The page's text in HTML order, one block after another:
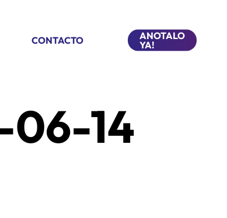
CONTACTO
ANOTALO
YA!
06-14